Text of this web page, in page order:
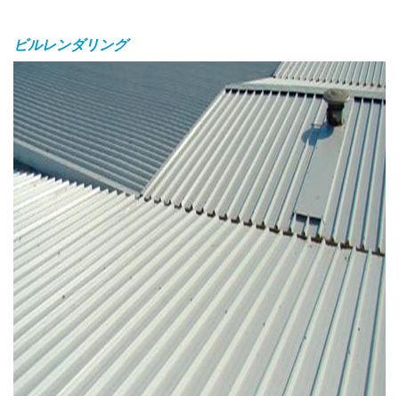
ビルレンダリング